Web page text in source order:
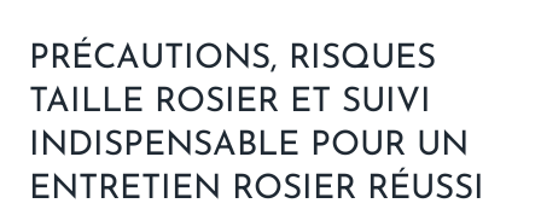
PRÉCAUTIONS, RISQUES
TAILLE ROSIER ET SUIVI
INDISPENSABLE POUR UN
ENTRETIEN ROSIER RÉUSSI